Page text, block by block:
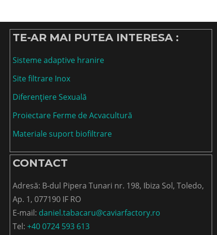
TE-AR MAI PUTEA INTERESA :
Sisteme adaptive hranire
Site filtrare Inox
Diferențiere Sexuală
Proiectare Ferme de Acvacultură
Materiale suport biofiltrare
CONTACT
Adresă: B-dul Pipera Tunari nr. 198, Ibiza Sol, Toledo,
Ap. 1, 077190 IF RO
E-mail: daniel.tabacaru@caviarfactory.ro
Tel: +40 0724 593 613